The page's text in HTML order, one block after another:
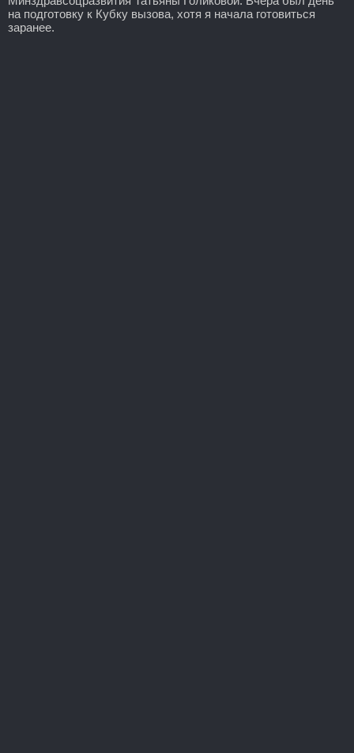
на подготовку к Кубку вызова, хотя я начала готовиться
заранее.